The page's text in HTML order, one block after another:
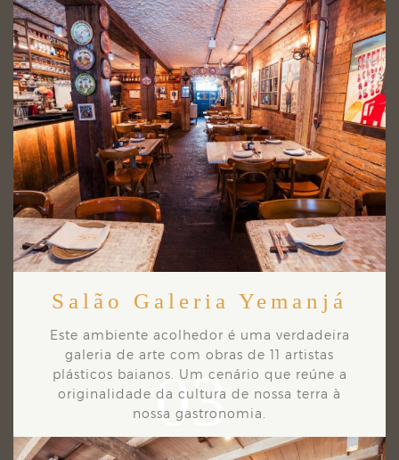
03
Salão Galeria Yemanjá
Este ambiente acolhedor é uma verdadeira
galeria de arte com obras de 11 artistas
plásticos baianos. Um cenário que reúne a
originalidade da cultura de nossa terra à
nossa gastronomia.